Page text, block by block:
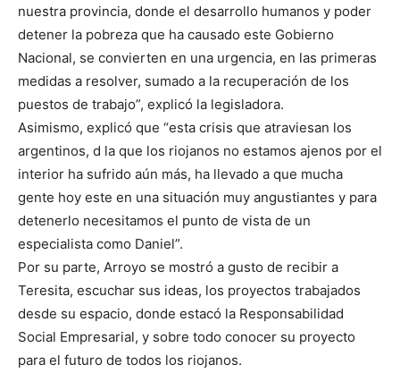
nuestra provincia, donde el desarrollo humanos y poder
detener la pobreza que ha causado este Gobierno
Nacional, se convierten en una urgencia, en las primeras
medidas a resolver, sumado a la recuperación de los
puestos de trabajo”, explicó la legisladora.
Asimismo, explicó que “esta crisis que atraviesan los
argentinos, d la que los riojanos no estamos ajenos por el
interior ha sufrido aún más, ha llevado a que mucha
gente hoy este en una situación muy angustiantes y para
detenerlo necesitamos el punto de vista de un
especialista como Daniel”.
Por su parte, Arroyo se mostró a gusto de recibir a
Teresita, escuchar sus ideas, los proyectos trabajados
desde su espacio, donde estacó la Responsabilidad
Social Empresarial, y sobre todo conocer su proyecto
para el futuro de todos los riojanos.